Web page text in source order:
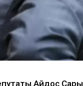
Айдос